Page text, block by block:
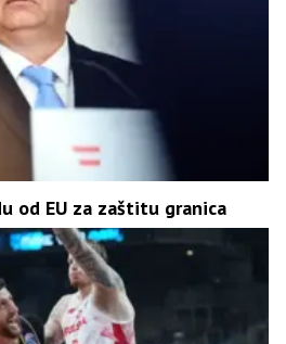
od EU za zaštitu granica